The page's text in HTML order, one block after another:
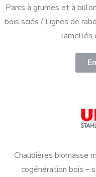
Parcs à grumes et à
bois sciés / Lignes de
lamellés
Chaudières biomasse
cogénération bois –